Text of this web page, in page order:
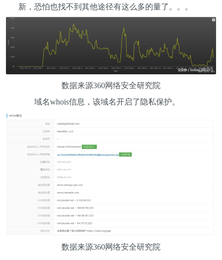
新，恐怕也找不到其他途径有这么多的量了。。。
数据来源360网络安全研究院
域名whois信息，该域名开启了隐私保护。
数据来源360网络安全研究院